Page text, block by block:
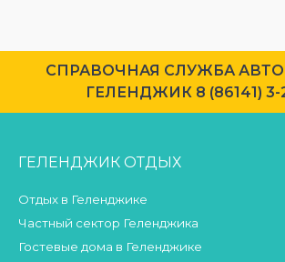
CПРАВОЧНАЯ СЛУЖБА
ГЕЛЕНДЖИК 8 (86141) 3-
ГЕЛЕНДЖИК ОТДЫХ
Отдых в Геленджике
Частный сектор Геленджика
Гостевые дома в Геленджике